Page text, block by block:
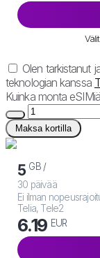
Olen tarkistanut
teknologian kanssa
Kuinka monta
Maksa kortilla
5 GB /
30 päivää
Ei ilman
Telia, Tele2
6.19 EUR